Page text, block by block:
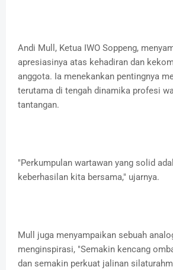
Andi Mull, Ketua IWO Soppeng,
apresiasinya atas kehadiran dan
anggota. Ia menekankan pentingnya
terutama di tengah dinamika profesi
tantangan.
"Perkumpulan wartawan yang solid
keberhasilan kita bersama," ujarnya.
Mull juga menyampaikan sebuah
menginspirasi, "Semakin kencang
dan semakin perkuat jalinan